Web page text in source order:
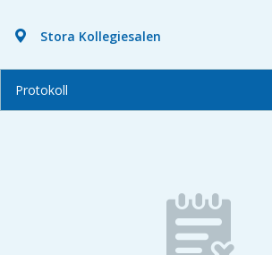
Stora Kollegiesalen
Protokoll